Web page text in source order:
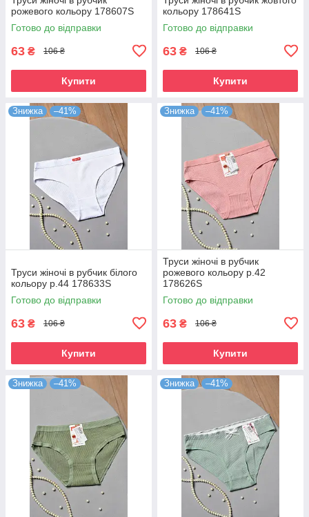
рожевого кольору 178607S
Готово до відправки
63 ₴ 106 ₴
Купити
кольору 178641S
Готово до відправки
63 ₴ 106 ₴
Купити
Знижка –41%
Труси жіночі в рубчик білого
кольору р.44 178633S
Готово до відправки
63 ₴ 106 ₴
Купити
Знижка –41%
Труси жіночі в рубчик
рожевого кольору р.42
178626S
Готово до відправки
63 ₴ 106 ₴
Купити
Знижка –41% Знижка –41%